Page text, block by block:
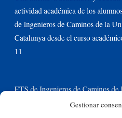
Gestionar
actividad académica de los
de Ingenieros de Caminos de la
Catalunya desde el curso
11
ETS de Ingenieros de Caminos de
Universitat Politècnica de